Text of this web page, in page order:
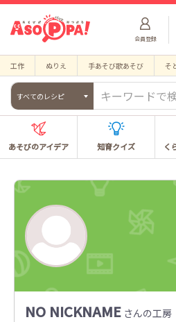
会員登録
工作 ぬりえ 手あそび歌あそび そ
すべてのレシピ
あそびのアイデア 知育クイズ く
NO NICKNAME さんの工房